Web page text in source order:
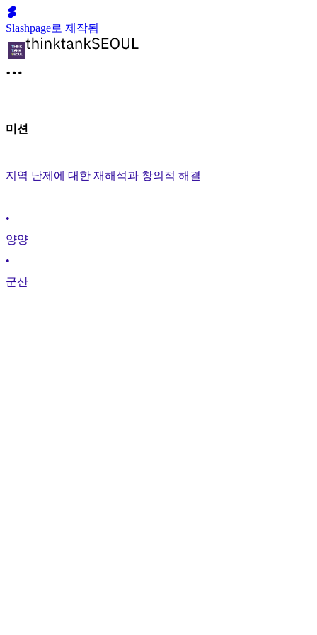
Slashpage로 제작됨
미션
지역 난제에 대한 재해석과 창의적 해결
•
양양
•
군산